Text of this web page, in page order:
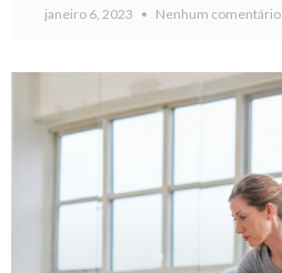
janeiro 6, 2023 Nenhum comentário